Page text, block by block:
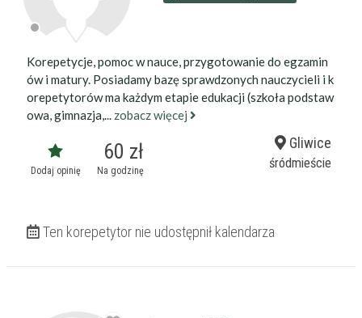
Korepetycje, pomoc w nauce, przygotowanie do egzamin
ów i matury. Posiadamy bazę sprawdzonych nauczycieli i k
orepetytorów ma każdym etapie edukacji (szkoła podstaw
owa, gimnazja,... zobacz więcej
Dodaj opinię
60 zł
Na godzinę
Gliwice
śródmieście
Ten korepetytor nie udostępnił kalendarza